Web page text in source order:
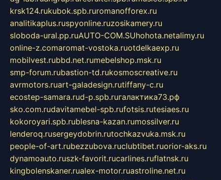
krsk124.rukubok.spb.ruromanofforex.ru
analitikaplus.ruspyonline.ruzosikamery.ru
sloboda-ural.pp.ruAUTO-COM.SUhohota.netalimy.ru
online-z.comaromat-vostoka.ruotdelkaexp.ru
mobilvest.rubbd.net.rumebelshop.msk.ru
smp-forum.rubastion-td.rukosmoscreative.ru
avrmotors.ruart-galadesign.rutiffany-c.ru
ecostep-samara.rud-p.spb.ruгалактика73.рф
sko.com.rudavitamebel-spb.rufotsis.rutesiaes.ru
kokoroyari.spb.rublesna-kazan.rumossilver.ru
lenderoq.rusergeydobrin.rutochkazvuka.msk.ru
people-of-art.rubezzubova.ruclubtibet.ruorior-aks.ru
dynamoauto.ruszk-favorit.rucarlines.ruflatnsk.ru
kingbolenskaner.rualex-motor.ruastroline.net.ru